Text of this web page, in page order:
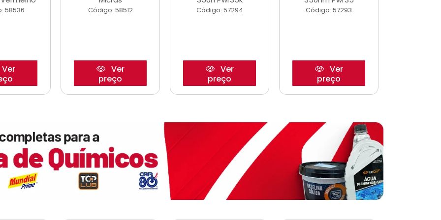
58536
Ver
Código: 58512
Ver
preço
Código: 57294
Ver
preço
Código: 57293
Ver
preço